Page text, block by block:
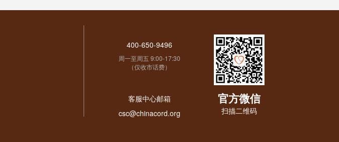
官方微信
扫描二维码
400-650-9496
周一至周五 9:00-17:30
（仅收市话费）
客服中心邮箱
csc@chinacord.org